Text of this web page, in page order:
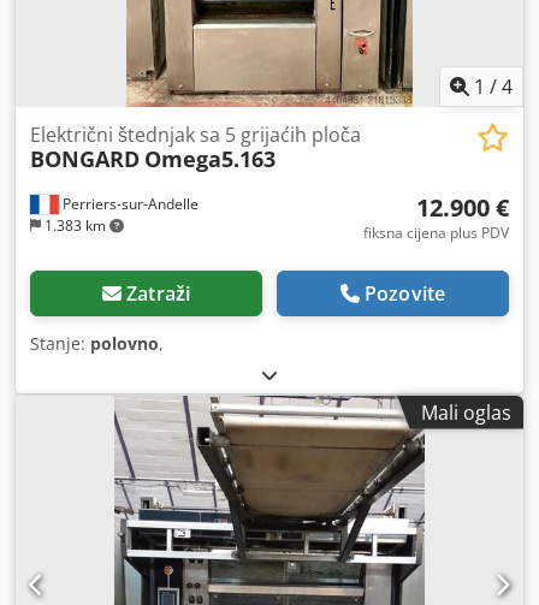
1 /4
Perriers-sur-Andelle
1.383 km
Električni štednjak sa 5 grijaćih ploča
BONGARD Omega5.163
12.900 €
fiksna cijena plus PDV
Zatraži Pozovite
Stanje: polovno,
Mali oglas